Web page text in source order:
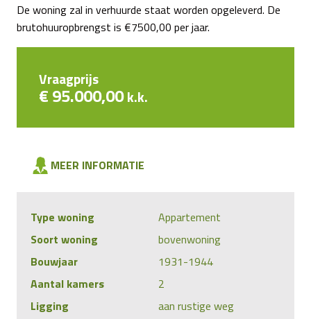
De woning zal in verhuurde staat worden opgeleverd. De
brutohuuropbrengst is €7500,00 per jaar.
Vraagprijs
€ 95.000,00k.k.
MEER INFORMATIE
Type woning
Appartement
Soort woning
bovenwoning
Bouwjaar
1931-1944
Aantal kamers
2
Ligging
aan rustige weg